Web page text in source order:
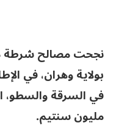
نجحت مصالح شرطة
بولاية وهران، في
مليون سنتيم.